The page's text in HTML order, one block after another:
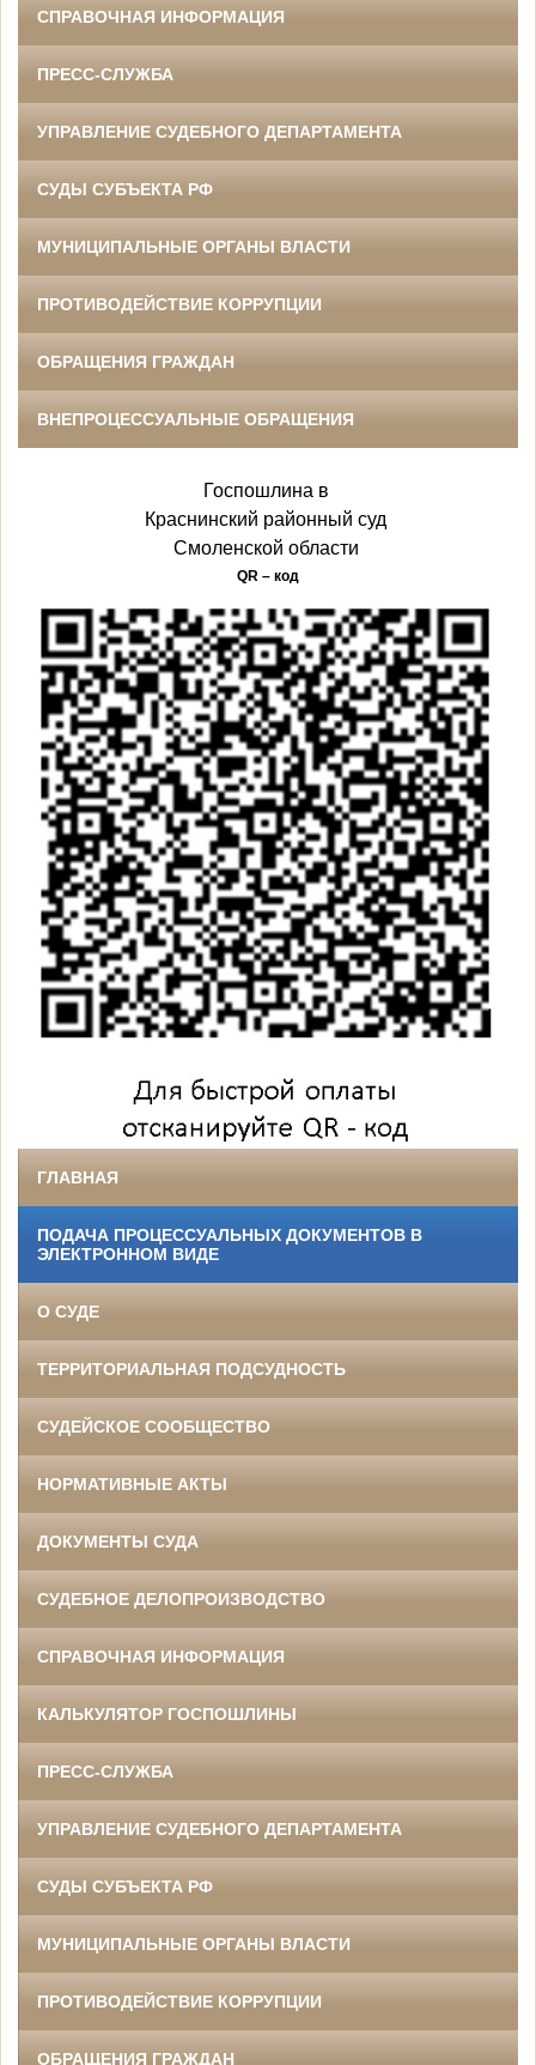
СПРАВОЧНАЯ ИНФОРМАЦИЯ
ПРЕСС-СЛУЖБА
УПРАВЛЕНИЕ СУДЕБНОГО ДЕПАРТАМЕНТА
СУДЫ СУБЪЕКТА РФ
МУНИЦИПАЛЬНЫЕ ОРГАНЫ ВЛАСТИ
ПРОТИВОДЕЙСТВИЕ КОРРУПЦИИ
ОБРАЩЕНИЯ ГРАЖДАН
ВНЕПРОЦЕССУАЛЬНЫЕ ОБРАЩЕНИЯ
Госпошлина в
Краснинский районный суд
Смоленской области
QR – код
ГЛАВНАЯ
ПОДАЧА ПРОЦЕССУАЛЬНЫХ ДОКУМЕНТОВ В
ЭЛЕКТРОННОМ ВИДЕ
О СУДЕ
ТЕРРИТОРИАЛЬНАЯ ПОДСУДНОСТЬ
СУДЕЙСКОЕ СООБЩЕСТВО
НОРМАТИВНЫЕ АКТЫ
ДОКУМЕНТЫ СУДА
СУДЕБНОЕ ДЕЛОПРОИЗВОДСТВО
СПРАВОЧНАЯ ИНФОРМАЦИЯ
КАЛЬКУЛЯТОР ГОСПОШЛИНЫ
ПРЕСС-СЛУЖБА
УПРАВЛЕНИЕ СУДЕБНОГО ДЕПАРТАМЕНТА
СУДЫ СУБЪЕКТА РФ
МУНИЦИПАЛЬНЫЕ ОРГАНЫ ВЛАСТИ
ПРОТИВОДЕЙСТВИЕ КОРРУПЦИИ
ОБРАЩЕНИЯ ГРАЖДАН